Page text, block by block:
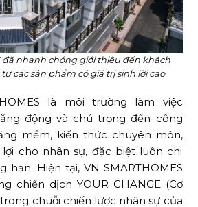
đã nhanh chóng giới thiệu đến khách
các sản phẩm có giá trị sinh lời cao
là môi trường làm việc
động và chú trọng đến công
mềm, kiến thức chuyên môn,
cho nhân sự, đặc biệt luôn chi
hạn. Hiện tại, VN SMARTHOMES
chiến dịch YOUR CHANGE (Cơ
chuỗi chiến lược nhân sự của